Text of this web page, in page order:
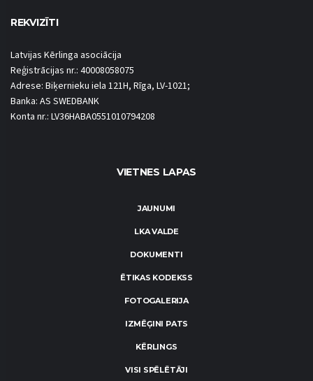
REKVIZĪTI
Latvijas Kērlinga asociācija
Reģistrācijas nr.: 40008058075
Adrese: Biķernieku iela 121H, Rīga, LV-1021;
Banka: AS SWEDBANK
Konta nr.: LV36HABA0551010794208
VIETNES LAPAS
JAUNUMI
LKA VALDE
DOKUMENTI
ĒTIKAS KODEKSS
FOTOGALERIJA
IZMĒĢINI PATS
KĒRLINGS
VISI SPĒLĒTĀJI